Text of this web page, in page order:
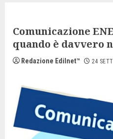
Comunicazione
quando è davvero
Redazione Edilnet™ 24